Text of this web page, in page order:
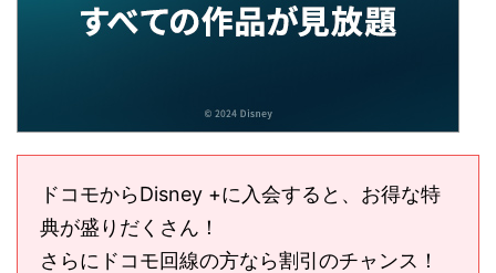
ドコモからDisney +に入会すると、お得な特
典が盛りだくさん！
さらにドコモ回線の方なら割引のチャンス！